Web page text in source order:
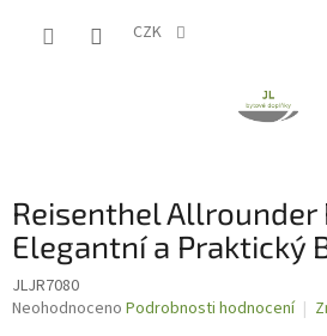
CZK
Reisenthel Allrounder
Elegantní a Praktický
JLJR7080
Průměrné
Neohodnoceno Podrobnosti hodnocení